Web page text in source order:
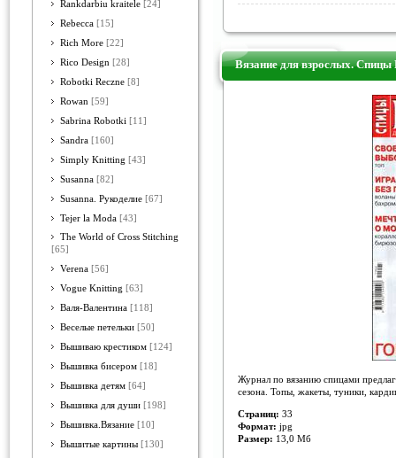
Rankdarbiu kraitele [24]
Rebecca [15]
Rich More [22]
Rico Design [28]
Robotki Reczne [8]
Rowan [59]
Sabrina Robotki [11]
Sandra [160]
Simply Knitting [43]
Susanna [82]
Susanna. Рукоделие [67]
Tejer la Moda [43]
The World of Cross Stitching
[65]
Verena [56]
Vogue Knitting [63]
Валя-Валентина [118]
Веселые петельки [50]
Вышиваю крестиком [124]
Вышивка бисером [18]
Вышивка детям [64]
Вышивка для души [198]
Вышивка.Вязание [10]
Вышитые картины [130]
Вязание для взрослых.
Журнал по вязанию спицами
сезона. Топы, жакеты, туники,
Страниц: 33
Формат: jpg
Размер: 13,0 Мб